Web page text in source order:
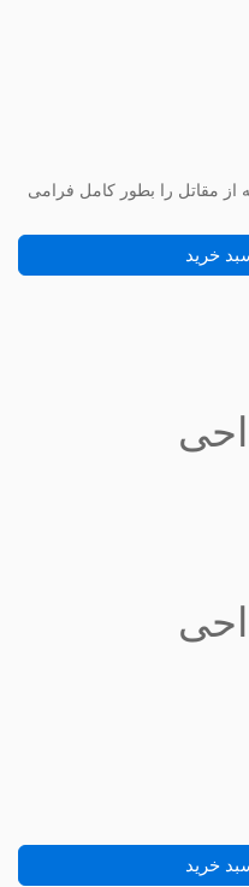
از مقاتل را بطور کامل فرامی
خرید
خرید